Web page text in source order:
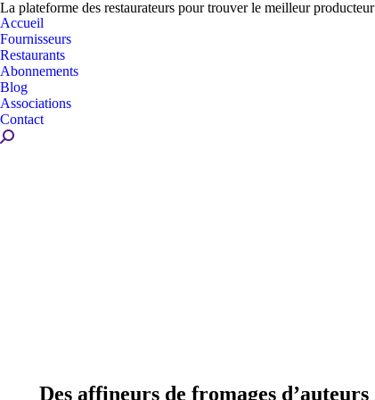
La plateforme des restaurateurs pour trouver le meilleur producteur
Accueil
Fournisseurs
Restaurants
Abonnements
Blog
Associations
Contact
Recherche
Des affineurs de fromages d’auteurs